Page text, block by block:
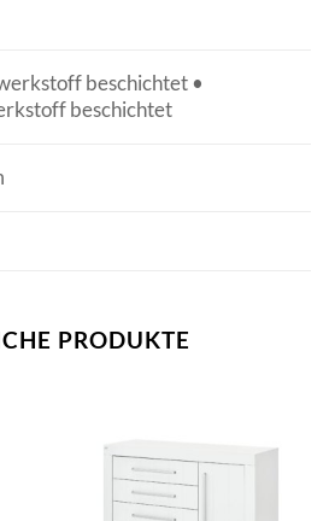
beschichtet •
beschichtet
PRODUKTE